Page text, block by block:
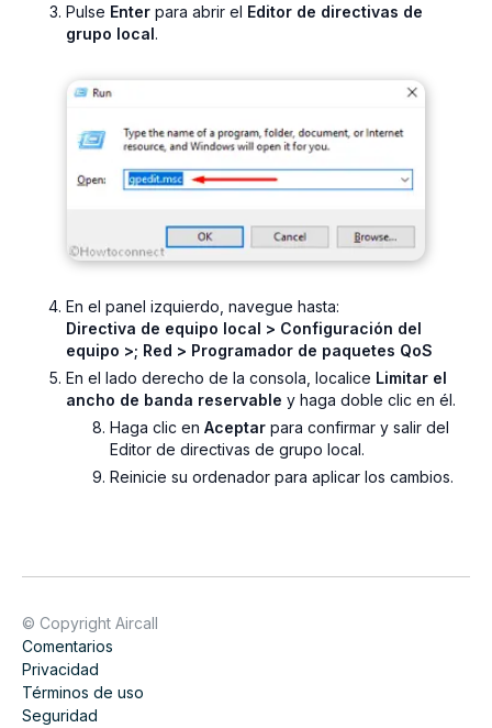
Pulse Enter para abrir el Editor de directivas de
grupo local.
En el panel izquierdo, navegue hasta:
Directiva de equipo local > Configuración del
equipo >; Red > Programador de paquetes QoS
En el lado derecho de la consola, localice Limitar el
ancho de banda reservable y haga doble clic en él.
Haga clic en Aceptar para confirmar y salir del
Editor de directivas de grupo local.
Reinicie su ordenador para aplicar los cambios.
© Copyright Aircall
Comentarios
Privacidad
Términos de uso
Seguridad